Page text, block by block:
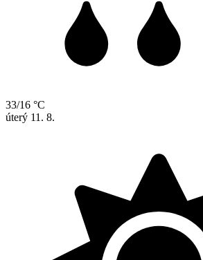
33/16 °C
úterý 11. 8.